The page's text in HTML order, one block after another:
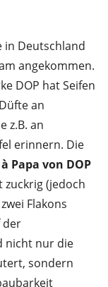
in Deutschland
angekommen.
DOP hat Seifen
an
z.B. an
erinnern. Die
Papa von DOP
zuckrig (jedoch
Flakons
der
nicht nur die
sondern